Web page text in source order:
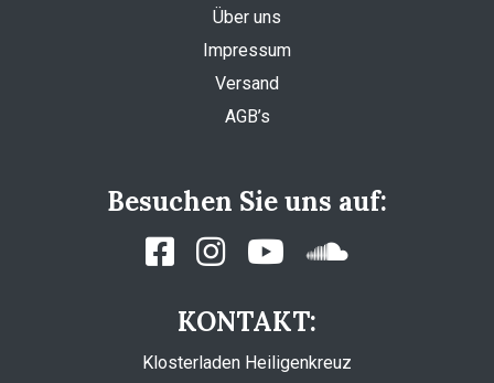
Über uns
Impressum
Versand
AGB’s
Besuchen Sie uns auf:
KONTAKT:
Klosterladen Heiligenkreuz